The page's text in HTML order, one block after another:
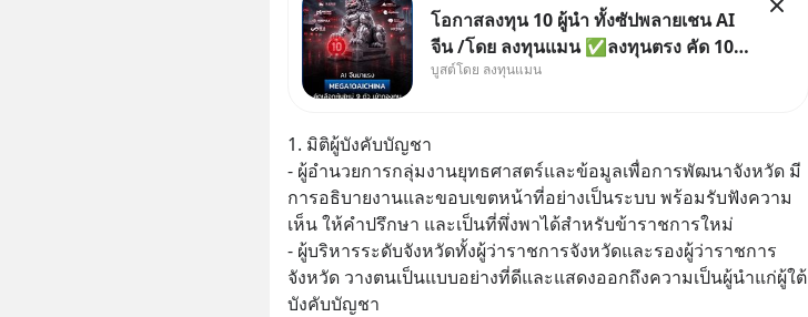
โอกาสลงทุน 10 ผู้นำ ทั้งซัปพลายเชน AI
จีน /โดย ลงทุนแมน ✅ลงทุนตรง คัด 10
ผู้นำเน้น ๆ ในธีม AI จีน ✅คัดเลือกหุ้น
ความจำ โมเดล
บูสต์โดย ลงทุนแมน
1. มิติผู้บังคับบัญชา
- ผู้อำนวยการกลุ่มงานยุทธศาสตร์และข้อมูลเพื่อการพัฒนาจังหวัด มี
การอธิบายงานและขอบเขตหน้าที่อย่างเป็นระบบ พร้อมรับฟังความ
เห็น ให้คำปรึกษา และเป็นที่พึ่งพาได้สำหรับข้าราชการใหม่
- ผู้บริหารระดับจังหวัดทั้งผู้ว่าราชการจังหวัดและรองผู้ว่าราชการ
จังหวัด วางตนเป็นแบบอย่างที่ดีและแสดงออกถึงความเป็นผู้นำแก่ผู้ใต้
บังคับบัญชา